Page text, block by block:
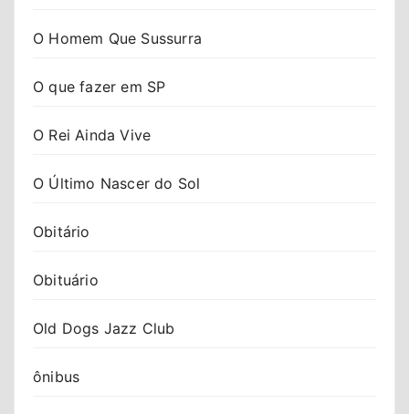
O Homem Que Sussurra
O que fazer em SP
O Rei Ainda Vive
O Último Nascer do Sol
Obitário
Obituário
Old Dogs Jazz Club
ônibus